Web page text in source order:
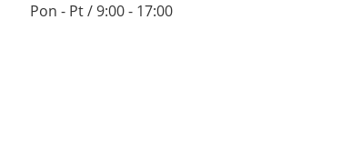
Pon - Pt / 9:00 - 17:00